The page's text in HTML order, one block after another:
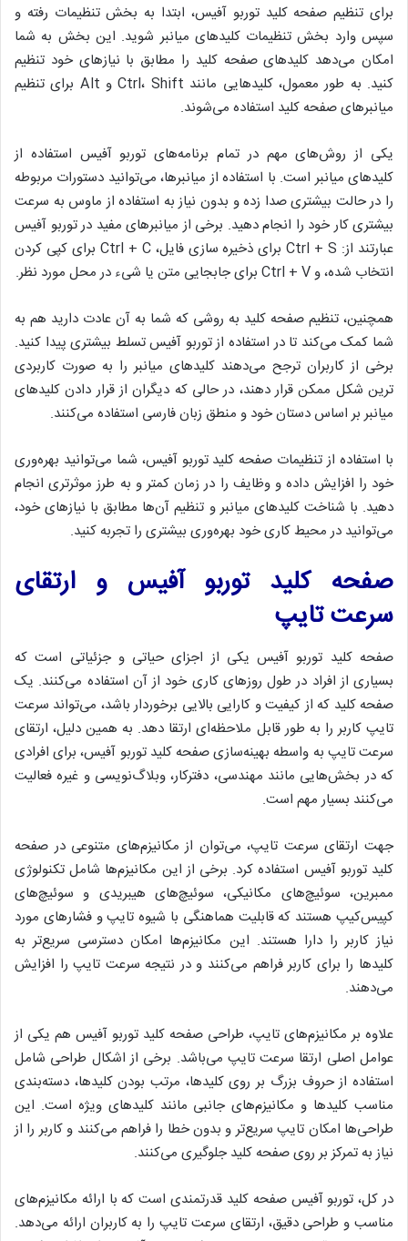
برای تنظیم صفحه کلید توربو آفیس، ابتدا به بخش تنظیمات رفته و
سپس وارد بخش تنظیمات کلیدهای میانبر شوید. این بخش به شما
امکان می‌دهد کلیدهای صفحه کلید را مطابق با نیازهای خود تنظیم
کنید. به طور معمول، کلیدهایی مانند Ctrl، Shift و Alt برای تنظیم
میانبرهای صفحه کلید استفاده می‌شوند.
یکی از روش‌های مهم در تمام برنامه‌های توربو آفیس استفاده از
کلیدهای میانبر است. با استفاده از میانبرها، می‌توانید دستورات مربوطه
را در حالت بیشتری صدا زده و بدون نیاز به استفاده از ماوس به سرعت
بیشتری کار خود را انجام دهید. برخی از میانبرهای مفید در توربو آفیس
عبارتند از: Ctrl + S برای ذخیره سازی فایل، Ctrl + C برای کپی کردن
انتخاب شده، و Ctrl + V برای جابجایی متن یا شیء در محل مورد نظر.
همچنین، تنظیم صفحه کلید به روشی که شما به آن عادت دارید هم به
شما کمک می‌کند تا در استفاده از توربو آفیس تسلط بیشتری پیدا کنید.
برخی از کاربران ترجح می‌دهند کلیدهای میانبر را به صورت کاربردی
ترین شکل ممکن قرار دهند، در حالی که دیگران از قرار دادن کلیدهای
میانبر بر اساس دستان خود و منطق زبان فارسی استفاده می‌کنند.
با استفاده از تنظیمات صفحه کلید توربو آفیس، شما می‌توانید بهره‌وری
خود را افزایش داده و وظایف را در زمان کمتر و به طرز موثرتری انجام
دهید. با شناخت کلیدهای میانبر و تنظیم آن‌ها مطابق با نیازهای خود،
می‌توانید در محیط کاری خود بهره‌وری بیشتری را تجربه کنید.
صفحه کلید توربو آفیس و ارتقای
سرعت تایپ
صفحه کلید توربو آفیس یکی از اجزای حیاتی و جزئیاتی است که
بسیاری از افراد در طول روزهای کاری خود از آن استفاده می‌کنند. یک
صفحه کلید که از کیفیت و کارایی بالایی برخوردار باشد، می‌تواند سرعت
تایپ کاربر را به طور قابل ملاحظه‌ای ارتقا دهد. به همین دلیل، ارتقای
سرعت تایپ به واسطه بهینه‌سازی صفحه کلید توربو آفیس، برای افرادی
که در بخش‌هایی مانند مهندسی، دفترکار، وبلاگ‌نویسی و غیره فعالیت
می‌کنند بسیار مهم است.
جهت ارتقای سرعت تایپ، می‌توان از مکانیزم‌های متنوعی در صفحه
کلید توربو آفیس استفاده کرد. برخی از این مکانیزم‌ها شامل تکنولوژی
ممبرین، سوئیچ‌های مکانیکی، سوئیچ‌های هیبریدی و سوئیچ‌های
کپیس‌کیپ هستند که قابلیت هماهنگی با شیوه تایپ و فشارهای مورد
نیاز کاربر را دارا هستند. این مکانیزم‌ها امکان دسترسی سریع‌تر به
کلیدها را برای کاربر فراهم می‌کنند و در نتیجه سرعت تایپ را افزایش
می‌دهند.
علاوه بر مکانیزم‌های تایپ، طراحی صفحه کلید توربو آفیس هم یکی از
عوامل اصلی ارتقا سرعت تایپ می‌باشد. برخی از اشکال طراحی شامل
استفاده از حروف بزرگ بر روی کلیدها، مرتب بودن کلیدها، دسته‌بندی
مناسب کلیدها و مکانیزم‌های جانبی مانند کلیدهای ویژه است. این
طراحی‌ها امکان تایپ سریع‌تر و بدون خطا را فراهم می‌کنند و کاربر را از
نیاز به تمرکز بر روی صفحه کلید جلوگیری می‌کنند.
در کل، توربو آفیس صفحه کلید قدرتمندی است که با ارائه مکانیزم‌های
مناسب و طراحی دقیق، ارتقای سرعت تایپ را به کاربران ارائه می‌دهد.